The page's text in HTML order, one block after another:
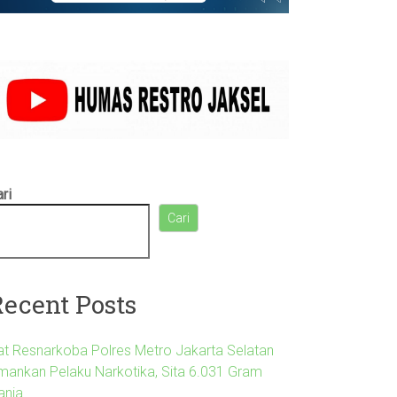
Cari
Posts
Resnarkoba Polres Metro Jakarta Selatan
Pelaku Narkotika, Sita 6.031 Gram